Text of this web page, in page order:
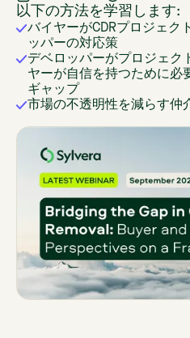
以下の方法を学習します:
バイヤーがCDRプロジェク
ッパーの対応策
デベロッパーがプロジェク
ヤーが自信を持つために必
ギャップ
市場の不透明性を減らす仲